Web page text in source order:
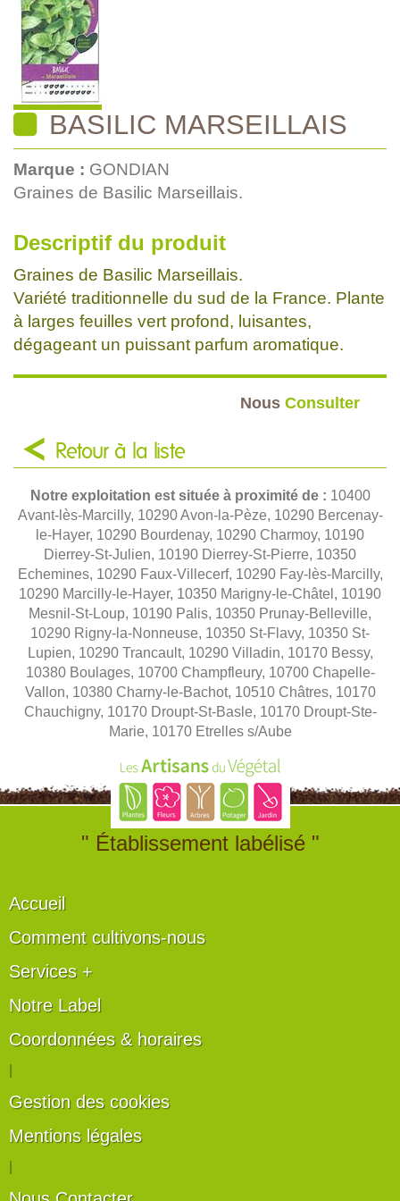
BASILIC MARSEILLAIS
Marque : GONDIAN
Graines de Basilic Marseillais.
Descriptif du produit
Graines de Basilic Marseillais.
Variété traditionnelle du sud de la France. Plante
à larges feuilles vert profond, luisantes,
dégageant un puissant parfum aromatique.
Nous Consulter
Retour à la liste
Notre exploitation est située à proximité de : 10400
Avant-lès-Marcilly, 10290 Avon-la-Pèze, 10290 Bercenay-
le-Hayer, 10290 Bourdenay, 10290 Charmoy, 10190
Dierrey-St-Julien, 10190 Dierrey-St-Pierre, 10350
Echemines, 10290 Faux-Villecerf, 10290 Fay-lès-Marcilly,
10290 Marcilly-le-Hayer, 10350 Marigny-le-Châtel, 10190
Mesnil-St-Loup, 10190 Palis, 10350 Prunay-Belleville,
10290 Rigny-la-Nonneuse, 10350 St-Flavy, 10350 St-
Lupien, 10290 Trancault, 10290 Villadin, 10170 Bessy,
10380 Boulages, 10700 Champfleury, 10700 Chapelle-
Vallon, 10380 Charny-le-Bachot, 10510 Châtres, 10170
Chauchigny, 10170 Droupt-St-Basle, 10170 Droupt-Ste-
Marie, 10170 Etrelles s/Aube
" Établissement labélisé "
Accueil
Comment cultivons-nous
Services +
Notre Label
Coordonnées & horaires
Gestion des cookies
Mentions légales